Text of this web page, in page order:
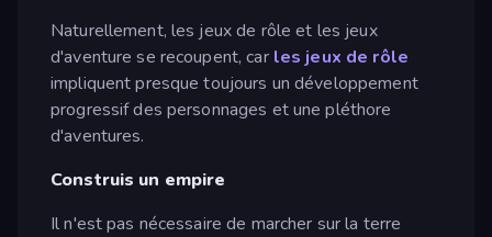
Naturellement, les jeux de rôle et les jeux
d'aventure se recoupent, car les jeux de rôle
impliquent presque toujours un développement
progressif des personnages et une pléthore
d'aventures.
Construis un empire
Il n'est pas nécessaire de marcher sur la terre